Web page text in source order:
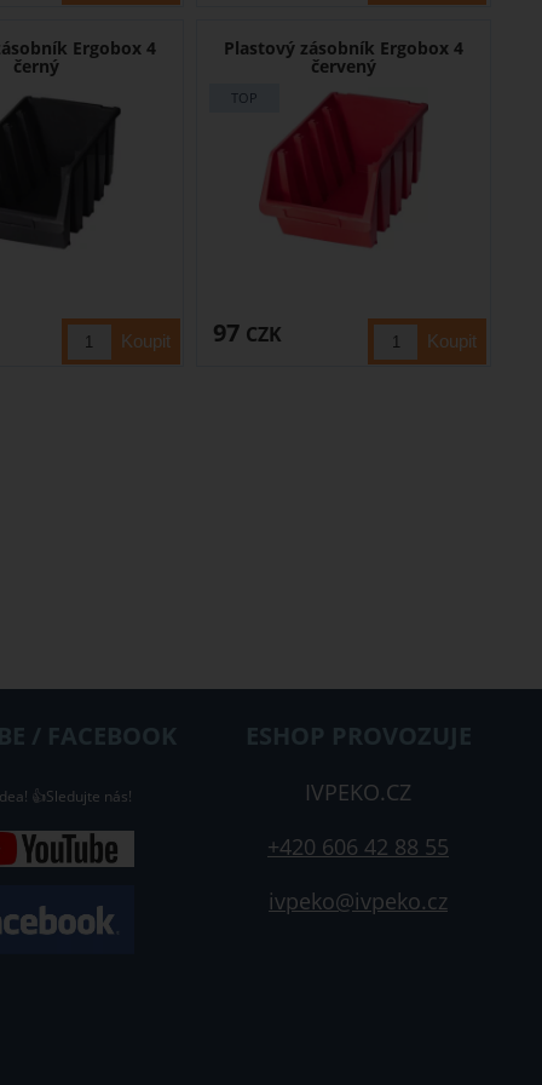
Ergobox 4
černý
Plastový zásobník Ergobox 4
červený
97 CZK
/ FACEBOOK
👍Sledujte nás!
ESHOP PROVOZUJE
IVPEKO.CZ
+420 606 42 88 55
ivpeko@ivpeko.cz